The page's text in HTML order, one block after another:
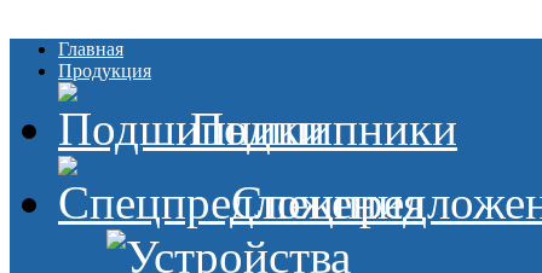
Главная
Продукция
Подшипники